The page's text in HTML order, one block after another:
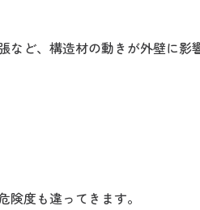
ど、構造材の動きが外壁に影
度も違ってきます。